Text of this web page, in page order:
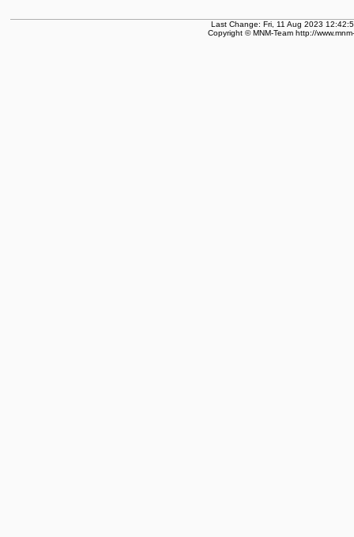
Last Change: Fri, 11 Aug 2023
Copyright © MNM-Team http://